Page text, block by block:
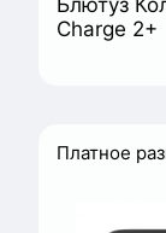
Блютуз
Charge 2+
Платное